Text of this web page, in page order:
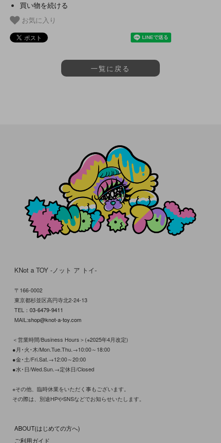
買い物を続ける
お気に入り
一覧に戻る
KNot a TOY -ノット ア トイ-
〒166-0002
東京都杉並区高円寺北2-24-13
TEL： 03-6479-9411
MAIL:shop@knot-a-toy.com
＜営業時間/Business Hours＞(※2025年4月改定)
●月･火･木/Mon.Tue.Thu.→10:00～18:00
●金･土/Fri.Sat.→12:00～20:00
●水･日/Wed.Sun.→定休日/Closed
※その他、臨時休業をいただく事もございます。
その際は、別途HPやSNSなどでお知らせいたします。
ABOUT(はじめての方へ)
ご利用ガイド